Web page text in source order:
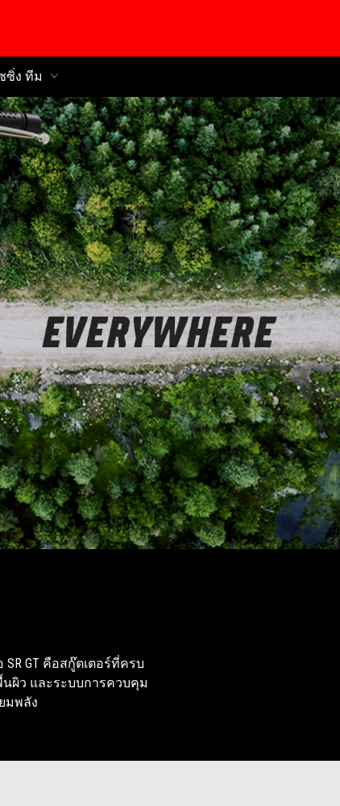
ซิ่ง ทีม
GT คือสกู๊ตเตอร์ที่ครบ
ผิว และระบบการควบคุม
มพลัง